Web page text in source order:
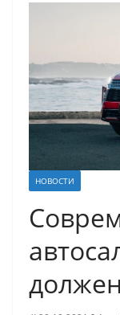
НОВОСТИ